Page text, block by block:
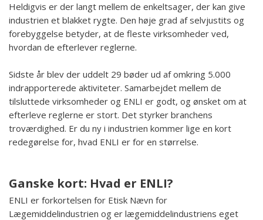
Heldigvis er der langt mellem de enkeltsager, der kan give
industrien et blakket rygte. Den høje grad af selvjustits og
forebyggelse betyder, at de fleste virksomheder ved,
hvordan de efterlever reglerne.
Sidste år blev der uddelt 29 bøder ud af omkring 5.000
indrapporterede aktiviteter. Samarbejdet mellem de
tilsluttede virksomheder og ENLI er godt, og ønsket om at
efterleve reglerne er stort. Det styrker branchens
troværdighed. Er du ny i industrien kommer lige en kort
redegørelse for, hvad ENLI er for en størrelse.
Ganske kort: Hvad er ENLI?
ENLI er forkortelsen for Etisk Nævn for
Lægemiddelindustrien og er lægemiddelindustriens eget